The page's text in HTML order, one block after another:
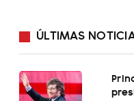
ÚLTIMAS